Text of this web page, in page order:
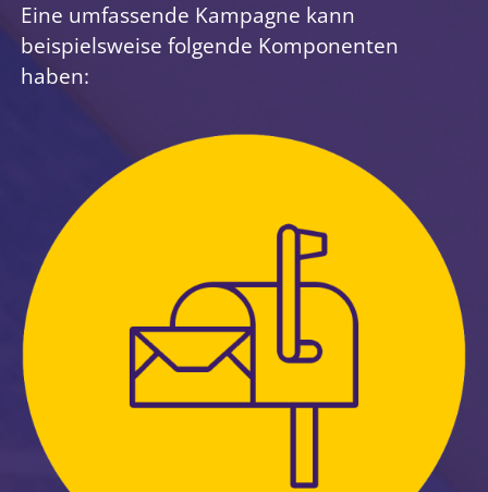
Eine umfassende Kampagne kann
beispielsweise folgende Komponenten
haben: